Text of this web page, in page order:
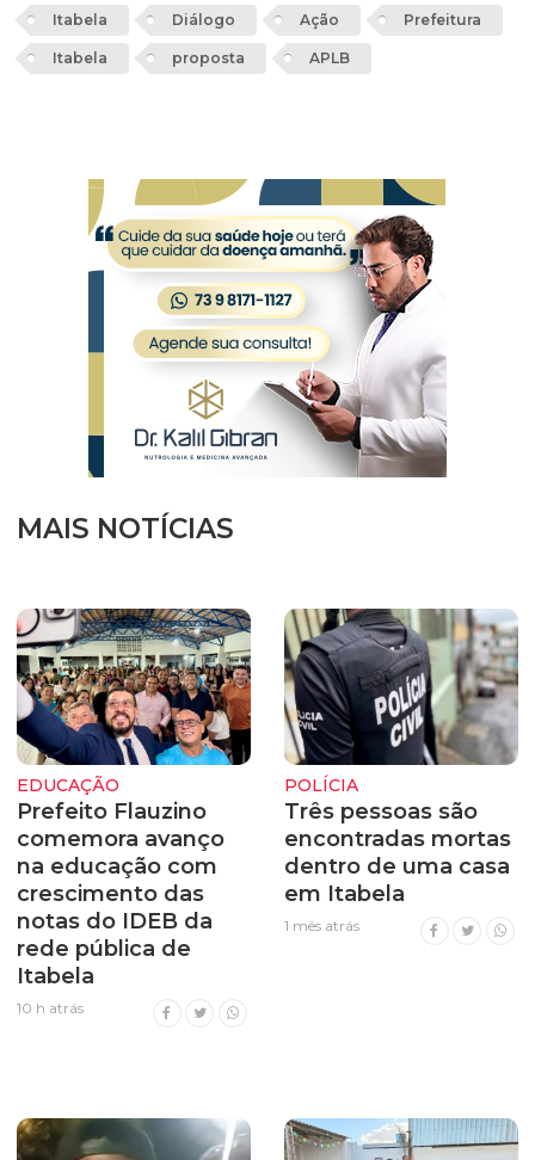
Itabela Diálogo Ação Prefeitura
Itabela proposta APLB
MAIS NOTÍCIAS
EDUCAÇÃO
Prefeito Flauzino
comemora avanço
na educação com
crescimento das
notas do IDEB da
rede pública de
Itabela
10 h atrás
POLÍCIA
Três pessoas são
encontradas mortas
dentro de uma casa
em Itabela
1 mês atrás